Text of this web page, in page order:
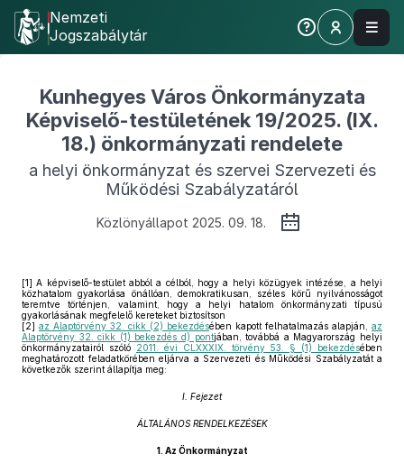
Nemzeti
Jogszabálytár
Kunhegyes Város Önkormányzata
Képviselő-testületének 19/2025. (IX.
18.) önkormányzati rendelete
a helyi önkormányzat és szervei Szervezeti és
Működési Szabályzatáról
Közlönyállapot 2025. 09. 18.
[1] A képviselő-testület abból a célból, hogy a helyi közügyek intézése, a helyi
közhatalom gyakorlása önállóan, demokratikusan, széles körű nyilvánosságot
teremtve történjen, valamint, hogy a helyi hatalom önkormányzati típusú
gyakorlásának megfelelő kereteket biztosítson
[2] az Alaptörvény 32. cikk (2) bekezdésében kapott felhatalmazás alapján, az
Alaptörvény 32. cikk (1) bekezdés d) pontjában, továbbá a Magyarország helyi
önkormányzatairól szóló 2011. évi CLXXXIX. törvény 53. § (1) bekezdésében
meghatározott feladatkörében eljárva a Szervezeti és Működési Szabályzatát a
következők szerint állapítja meg:
I. Fejezet
ÁLTALÁNOS RENDELKEZÉSEK
1. Az Önkormányzat